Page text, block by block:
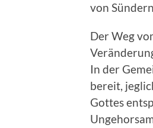
von
Der Weg
In der
bereit,
Gottes